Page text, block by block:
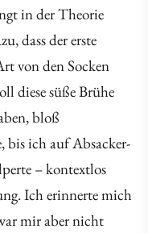
in der Theorie
dass der erste
von den Socken
diese süße Brühe
bloß
bis ich auf Absacker-
– kontextlos
Ich erinnerte mich
mir aber nicht